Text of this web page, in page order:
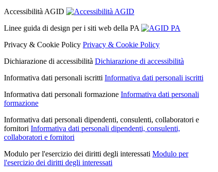
Accessibilità AGID
Linee guida di design per i siti web della PA
Privacy & Cookie Policy Privacy & Cookie Policy
Dichiarazione di accessibilità Dichiarazione di accessibilità
Informativa dati personali iscritti Informativa dati personali iscritti
Informativa dati personali formazione Informativa dati personali
formazione
Informativa dati personali dipendenti, consulenti, collaboratori e
fornitori Informativa dati personali dipendenti, consulenti,
collaboratori e fornitori
Modulo per l'esercizio dei diritti degli interessati Modulo per
l'esercizio dei diritti degli interessati